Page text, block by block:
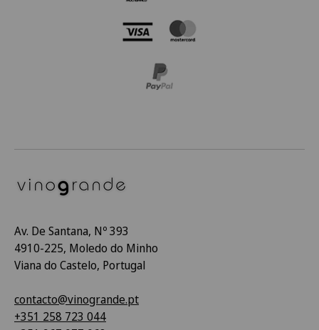
Av. De Santana, Nº 393
4910-225, Moledo do Minho
Viana do Castelo, Portugal
contacto@vinogrande.pt
+351 258 723 044